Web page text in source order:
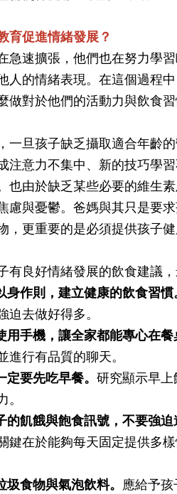
育促進情緒發展？
急速擴張，他們也在努力學
人的情緒表現。在這個過程
做對於他們的活動力與飲食習
一旦孩子缺乏攝取適合年齡
注意力不集中、新的技巧學
也由於缺乏某些必要的維生
慮與憂鬱。爸媽與其只是要
，更重要的是必須提供孩子健
有良好情緒發展的飲食建議
身作則，建立健康的飲食習慣
迫去做好得多。
手機，讓全家都能專心在餐
進行有品質的聊天。
要先吃早餐。 研究顯示早
飢餓與飽食訊號，不要強迫
鍵在於能夠每天固定提供多
食物與氣泡飲料。 應給予孩